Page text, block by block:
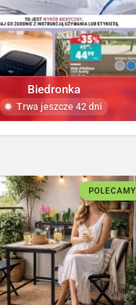
Biedronka
Trwa jeszcze 42 dni
POLECAMY